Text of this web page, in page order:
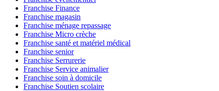
Franchise Finance
Franchise magasin
Franchise ménage repassage
Franchise Micro crèche
Franchise santé et matériel médical
Franchise senior
Franchise Serrurerie
Franchise Service animalier
Franchise soin à domicile
Franchise Soutien scolaire